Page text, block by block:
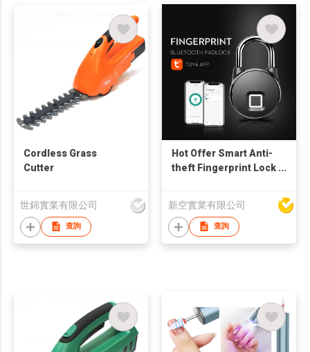
Cordless Grass
Cutter
世錦實業有限公司
查詢
Hot Offer Smart Anti-
theft Fingerprint Lock
新空實業有限公司
查詢